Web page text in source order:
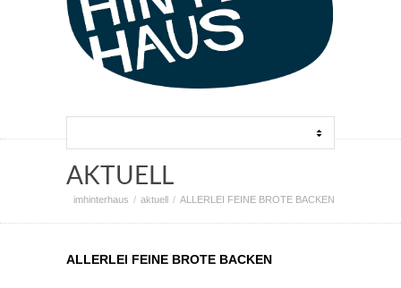
AKTUELL
imhinterhaus aktuell ALLERLEI FEINE BROTE BACKEN
ALLERLEI FEINE BROTE BACKEN